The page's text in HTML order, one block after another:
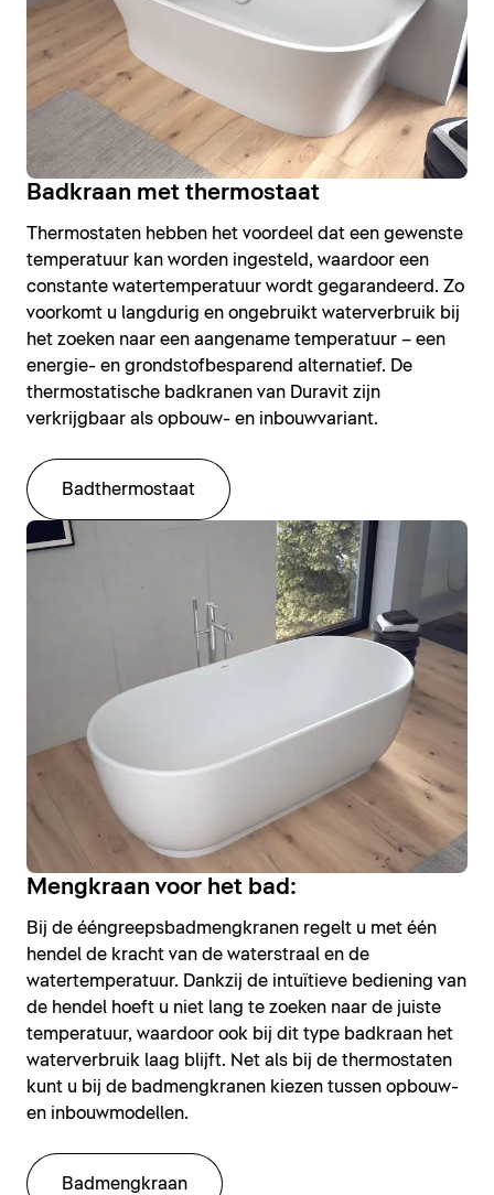
Badkraan met thermostaat
Thermostaten hebben het voordeel dat een gewenste
temperatuur kan worden ingesteld, waardoor een
constante watertemperatuur wordt gegarandeerd. Zo
voorkomt u langdurig en ongebruikt waterverbruik bij
het zoeken naar een aangename temperatuur – een
energie- en grondstofbesparend alternatief. De
thermostatische badkranen van Duravit zijn
verkrijgbaar als opbouw- en inbouwvariant.
Badthermostaat
Mengkraan voor het bad:
Bij de ééngreepsbadmengkranen regelt u met één
hendel de kracht van de waterstraal en de
watertemperatuur. Dankzij de intuïtieve bediening van
de hendel hoeft u niet lang te zoeken naar de juiste
temperatuur, waardoor ook bij dit type badkraan het
waterverbruik laag blijft. Net als bij de thermostaten
kunt u bij de badmengkranen kiezen tussen opbouw-
en inbouwmodellen.
Badmengkraan